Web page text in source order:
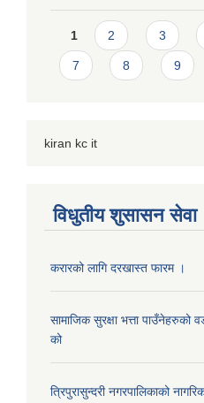
Pages
1 2 3
7 8 9
kiran kc it
विधुतीय शुसासन सेवा
करारको लागि दरखास्त फारम ।
सामाजिक सुरक्षा भत्ता
को
त्रिपुरासुन्दरी नगरपालिकाको